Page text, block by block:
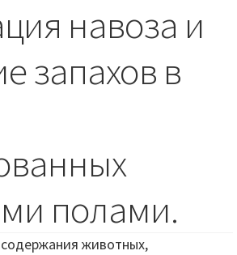
навоза и
запахов в
полами.
животных,